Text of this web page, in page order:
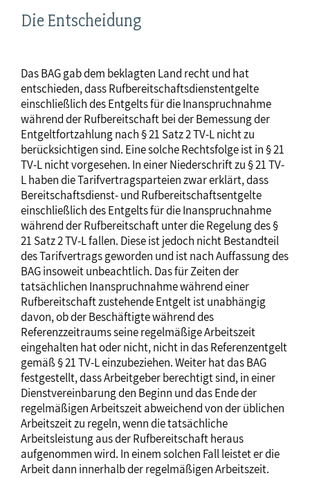
Die Entscheidung
Das BAG gab dem beklagten Land recht und hat
entschieden, dass Rufbereitschaftsdienstentgelte
einschließlich des Entgelts für die Inanspruchnahme
während der Rufbereitschaft bei der Bemessung der
Entgeltfortzahlung nach § 21 Satz 2 TV-L nicht zu
berücksichtigen sind. Eine solche Rechtsfolge ist in § 21
TV-L nicht vorgesehen. In einer Niederschrift zu § 21 TV-
L haben die Tarifvertragsparteien zwar erklärt, dass
Bereitschaftsdienst- und Rufbereitschaftsentgelte
einschließlich des Entgelts für die Inanspruchnahme
während der Rufbereitschaft unter die Regelung des §
21 Satz 2 TV-L fallen. Diese ist jedoch nicht Bestandteil
des Tarifvertrags geworden und ist nach Auffassung des
BAG insoweit unbeachtlich. Das für Zeiten der
tatsächlichen Inanspruchnahme während einer
Rufbereitschaft zustehende Entgelt ist unabhängig
davon, ob der Beschäftigte während des
Referenzzeitraums seine regelmäßige Arbeitszeit
eingehalten hat oder nicht, nicht in das Referenzentgelt
gemäß § 21 TV-L einzubeziehen. Weiter hat das BAG
festgestellt, dass Arbeitgeber berechtigt sind, in einer
Dienstvereinbarung den Beginn und das Ende der
regelmäßigen Arbeitszeit abweichend von der üblichen
Arbeitszeit zu regeln, wenn die tatsächliche
Arbeitsleistung aus der Rufbereitschaft heraus
aufgenommen wird. In einem solchen Fall leistet er die
Arbeit dann innerhalb der regelmäßigen Arbeitszeit.